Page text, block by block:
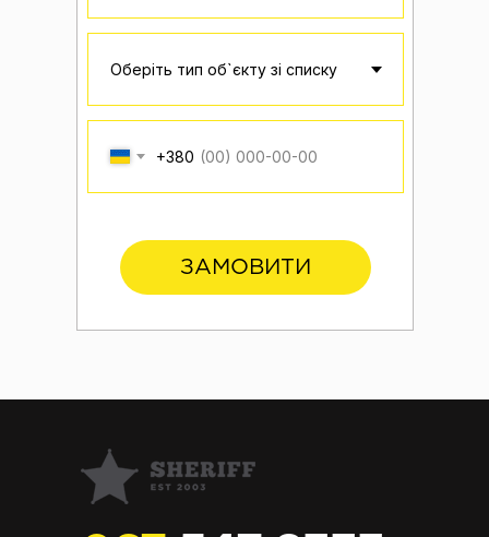
+380
ЗАМОВИТИ